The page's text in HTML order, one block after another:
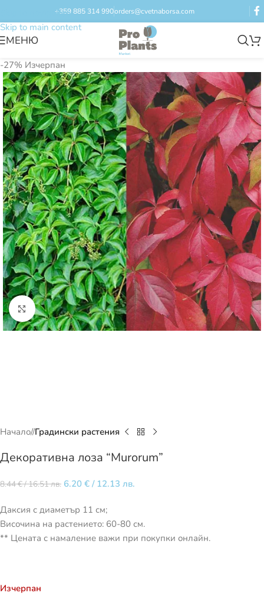
Skip to navigation
Skip to main content
+359 885 314 990orders@cvetnaborsa.com
МЕНЮ
-27% Изчерпан
Кликнете за уголемяване
Начало/ Градински растения
Декоративна лоза “Murorum”
8.44€/ 16.51 лв. 6.20 € / 12.13 лв.
Даксия с диаметър 11 см;
Височина на растението: 60-80 см.
** Цената с намаление важи при покупки онлайн.
Изчерпан